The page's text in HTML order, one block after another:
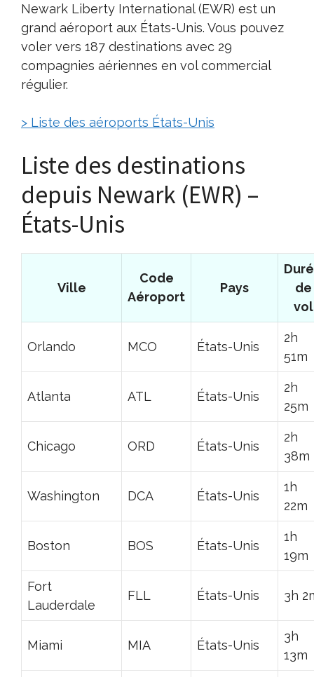
Newark Liberty International (EWR) est un
grand aéroport aux États-Unis. Vous pouvez
voler vers 187 destinations avec 29
compagnies aériennes en vol commercial
régulier.
> Liste des aéroports États-Unis
Liste des destinations
depuis Newark (EWR) –
États-Unis
Ville
Code
Aéroport
Pays
de
vol
Orlando MCO États-Unis
2h
51m
Atlanta ATL États-Unis
2h
25m
Chicago ORD États-Unis
2h
38m
Washington DCA États-Unis
1h
22m
Boston BOS États-Unis
1h
19m
Fort
Lauderdale
FLL États-Unis 3h
Miami MIA États-Unis
3h
13m